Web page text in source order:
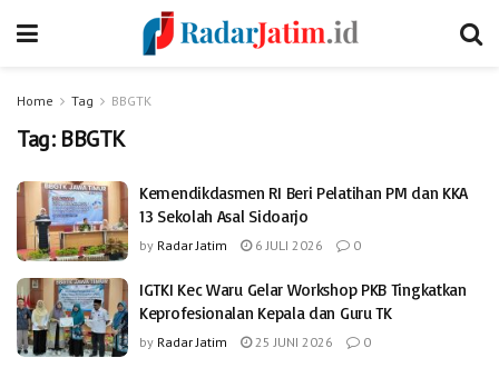
Home Tag BBGTK
Tag: BBGTK
Kemendikdasmen RI Beri Pelatihan PM dan KKA
13 Sekolah Asal Sidoarjo
by Radar Jatim 6 JULI 2026 0
IGTKI Kec Waru Gelar Workshop PKB Tingkatkan
Keprofesionalan Kepala dan Guru TK
by Radar Jatim 25 JUNI 2026 0